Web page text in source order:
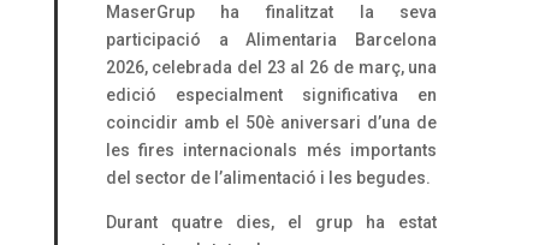
MaserGrup ha finalitzat la seva
participació a Alimentaria Barcelona
2026, celebrada del 23 al 26 de març, una
edició especialment significativa en
coincidir amb el 50è aniversari d’una de
les fires internacionals més importants
del sector de l’alimentació i les begudes.
Durant quatre dies, el grup ha estat